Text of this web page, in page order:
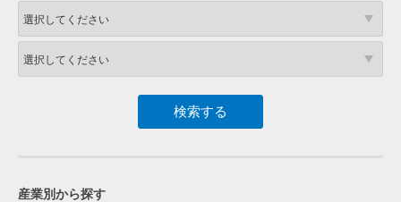
産業別から探す